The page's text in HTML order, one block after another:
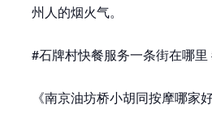
州人的烟火气。
#石牌村快餐服务一条街在哪
《南京油坊桥小胡同按摩哪家好